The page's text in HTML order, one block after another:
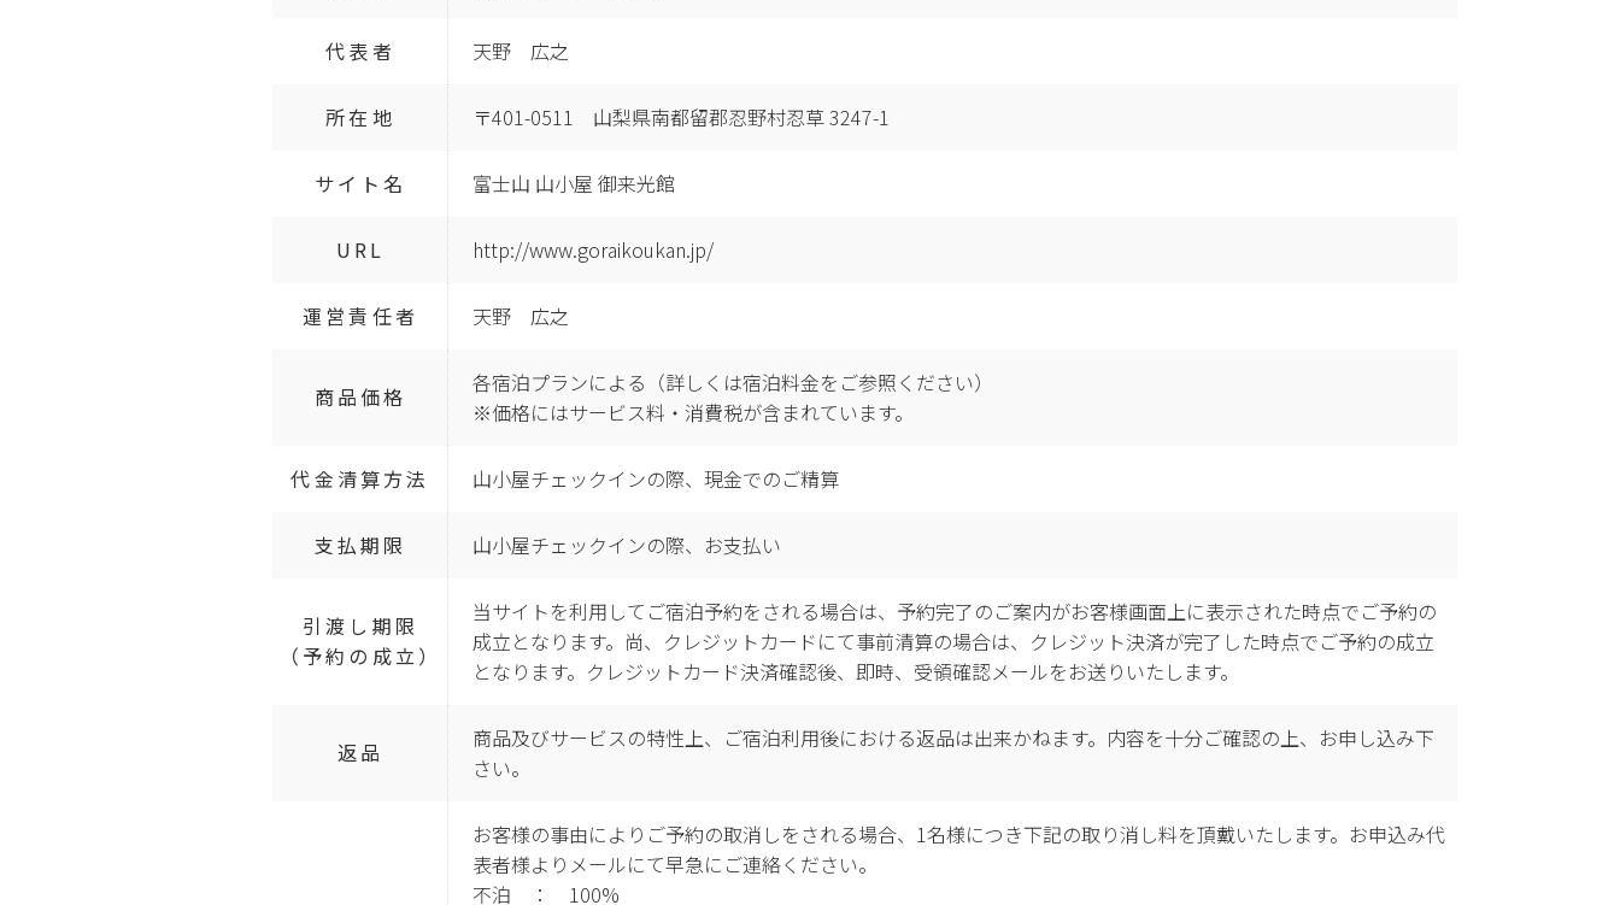
代表者 天野 広之
所在地 〒401-0511 山梨県南都留郡忍野村忍草 3247-1
サイト名 富士山 山小屋 御来光館
URL http://www.goraikoukan.jp/
運営責任者 天野 広之
商品価格
各宿泊プランによる（詳しくは宿泊料金をご参照ください）
※価格にはサービス料・消費税が含まれています。
代金清算方法 山小屋チェックインの際、現金でのご精算
支払期限 山小屋チェックインの際、お支払い
引渡し期限
（予約の成立）
当サイトを利用してご宿泊予約をされる場合は、予約完了のご案内がお客様画面上に表示された時点でご予約の
成立となります。尚、クレジットカードにて事前清算の場合は、クレジット決済が完了した時点でご予約の成立
となります。クレジットカード決済確認後、即時、受領確認メールをお送りいたします。
返品
商品及びサービスの特性上、ご宿泊利用後における返品は出来かねます。内容を十分ご確認の上、お申し込み下
さい。
お客様の事由によりご予約の取消しをされる場合、1名様につき下記の取り消し料を頂戴いたします。お申込み代
表者様よりメールにて早急にご連絡ください。
不泊 ： 100%